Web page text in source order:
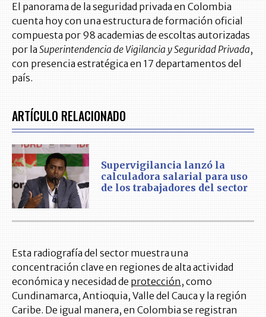
El panorama de la seguridad privada en Colombia
cuenta hoy con una estructura de formación oficial
compuesta por 98 academias de escoltas autorizadas
por laSuperintendencia de Vigilancia y Seguridad Privada,
con presencia estratégica en 17 departamentos del
país.
ARTÍCULO RELACIONADO
Supervigilancia lanzó la
calculadora salarial para uso
de los trabajadores del sector
Esta radiografía del sector muestra una
concentración clave en regiones de alta actividad
económica y necesidad de protección, como
Cundinamarca, Antioquia, Valle del Cauca y la región
Caribe. De igual manera, en Colombia se registran